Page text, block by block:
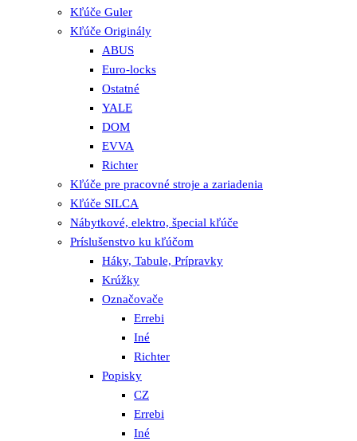
Kľúče Guler
Kľúče Originály
ABUS
Euro-locks
Ostatné
YALE
DOM
EVVA
Richter
Kľúče pre pracovné stroje a zariadenia
Kľúče SILCA
Nábytkové, elektro, špecial kľúče
Príslušenstvo ku kľúčom
Háky, Tabule, Prípravky
Krúžky
Označovače
Errebi
Iné
Richter
Popisky
CZ
Errebi
Iné